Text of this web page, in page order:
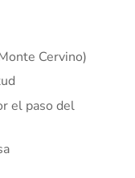
Cervino)
el paso del